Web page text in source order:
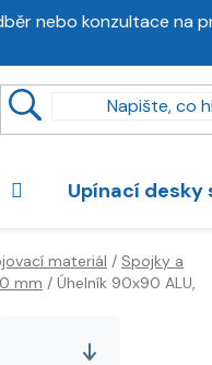
nebo konzultace na
Upínací desky
materiál / Spojky a
mm / Úhelník 90x90 ALU,